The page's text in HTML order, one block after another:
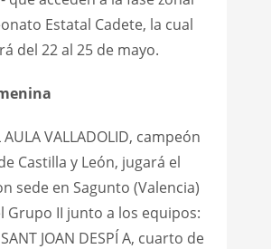
Estatal Cadete, la cual
del 22 al 25 de mayo.
AULA VALLADOLID, campeón
Castilla y León, jugará el
sede en Sagunto (Valencia)
Grupo II junto a los equipos:
JOAN DESPÍ A, cuarto de